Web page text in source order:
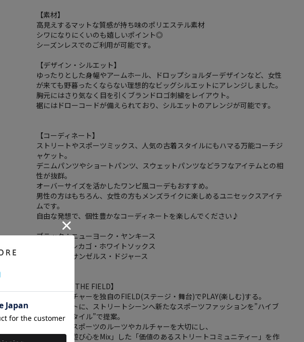
【素材】
高見えするマットな質感が持ち味のポリエステル素材
シワになりにくいのも嬉しいポイント◎
シーズンレスでのご利用が可能です。
【デザイン・シルエット】
ゆったりとした身幅やアームホール、ドロップショルダーデザインなど、女性
が来ても野暮ったくならない理想的なビッグシルエットにアレンジしました。
胸元にはさり気なく目を引くブランドロゴ刺繍をレイアウト。
裾にはドローコードが備えられており、シルエットのアレンジが可能です。
【コーディネート】
ストリートやスポーツミックス、人気の古着スタイルにもハマる万能コーチジ
ャケット。
デニムパンツやショートパンツ、スウェットパンツなどラフなアイテムとの相
性が抜群。
オーバーサイズを活かしたワンピ風コーデもおすすめ。
男性の方はもちろん、女性の方もメンズライクに楽しめるユニセックスアイテ
ムです。
自由な発想で、個性豊かなコーディネートを楽しんでください♪
ブラック：ニューヨーク・ヤンキース
ベージュ：シカゴ・ホワイトソックス
カーキ：ロサンゼルス・ドジャース
【BACK TO THE FIELD】
様々なカルチャーを独自のFIELD(ステージ・舞台)でPLAY(楽しむ)する。
をコンセプトに、ストリートシーンへ新たなスポーツファッションを”ハイブ
リッドなスタイル”で提案。
それぞれのスポーツのルーツやカルチャーを大切にし、
「独自性と遊び心をMix」した「価値のあるストリートコミュニティー」を作